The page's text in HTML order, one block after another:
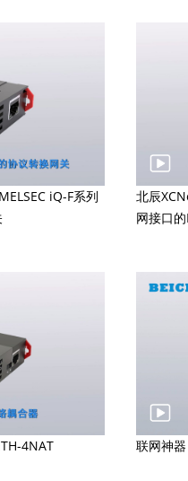
iQ-F系列
北辰
网接口
4NAT 联网神